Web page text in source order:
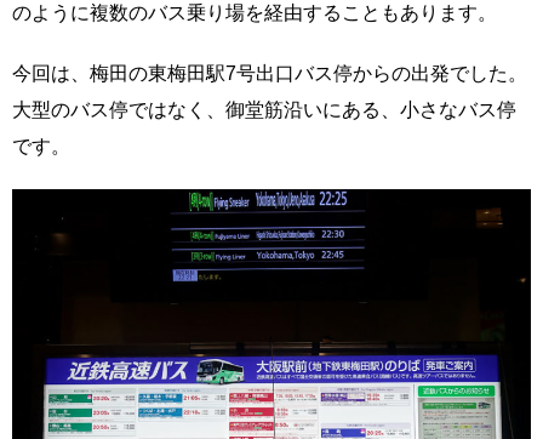
のように複数のバス乗り場を経由することもあります。
今回は、梅田の東梅田駅7号出口バス停からの出発でした。
大型のバス停ではなく、御堂筋沿いにある、小さなバス停
です。